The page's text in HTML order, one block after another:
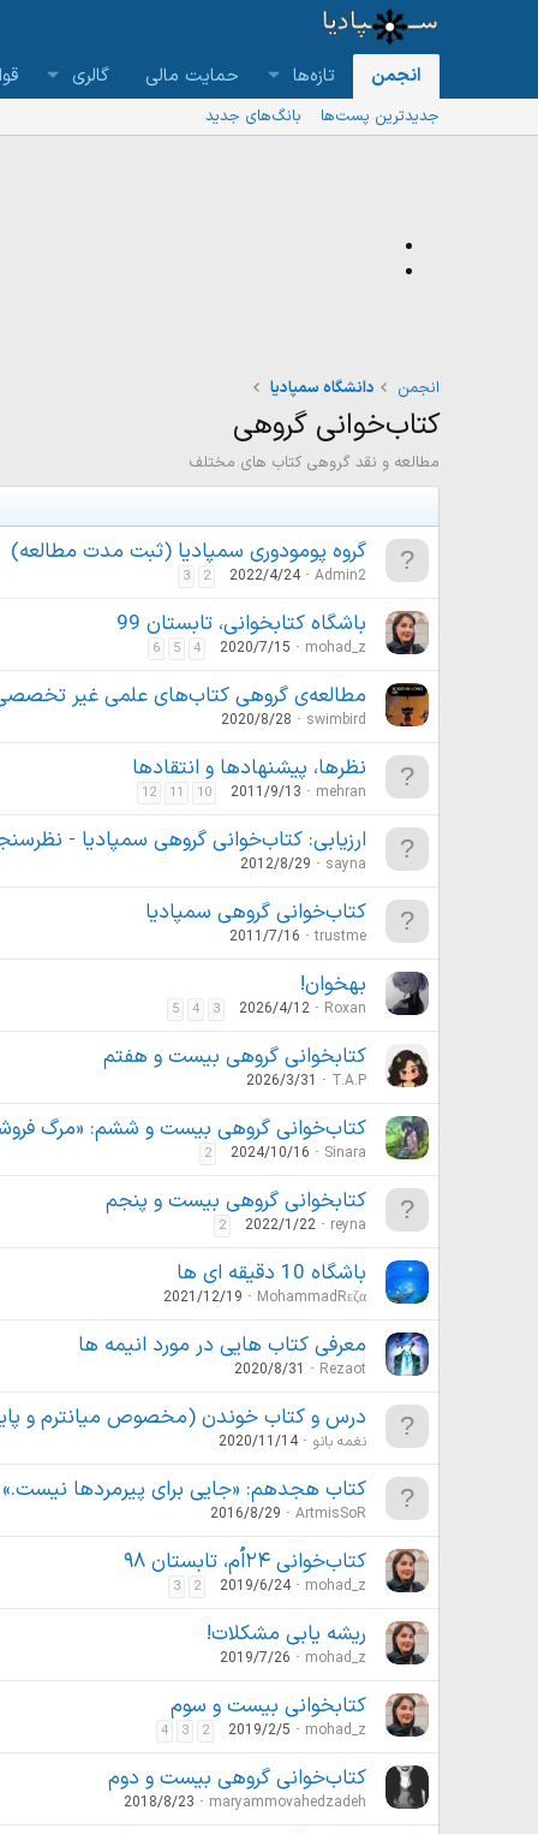
انجمن تازه‌ها حمایت مالی گالری
جدیدترین پست‌ها بانگ‌های جدید
انجمن دانشگاه سمپادیا
کتاب‌خوانی گروهی
مطالعه و نقد گروهی کتاب های مختلف
گروه پومودوری سمپادیا (ثبت مدت مطالعه)
Admin2
2022/4/24
2
3
باشگاه کتابخوانی، تابستان 99
mohad_z
2020/7/15
4
5
6
مطالعه‌ی گروهی کتاب‌های علمی غیر
swimbird
2020/8/28
نظرها، پیشنهادها و انتقادها
mehran
2011/9/13
10
11
12
ارزیابی: کتاب‌خوانی گروهی سمپادیا -
sayna
2012/8/29
کتاب‌خوانی گروهی سمپادیا
trustme
2011/7/16
بهخوان!
Roxan
2026/4/12
3
4
5
کتابخوانی گروهی بیست و هفتم
T.A.P
2026/3/31
کتاب‌خوانی گروهی بیست و ششم: «مرگ
Sinara
2024/10/16
2
کتابخوانی گروهی بیست و پنجم
reyna
2022/1/22
2
باشگاه 10 دقیقه ای ها
MohammadRεζα
2021/12/19
معرفی کتاب هایی در مورد انیمه ها
Rezaot
2020/8/31
درس و کتاب خوندن (مخصوص میانترم و
نغمه بانو 2020/11/14
کتاب هجدهم: «جایی برای پیرمردها نیست.»
ArtmisSoR
2016/8/29
کتاب‌خوانی ۲۴اُم، تابستان ۹۸
mohad_z
2019/6/24
2
3
ریشه یابی مشکلات!
mohad_z
2019/7/26
کتابخوانی بیست و سوم
mohad_z
2019/2/5
2
3
4
کتاب‌خوانی گروهی بیست و دوم
maryammovahedzadeh
2018/8/23